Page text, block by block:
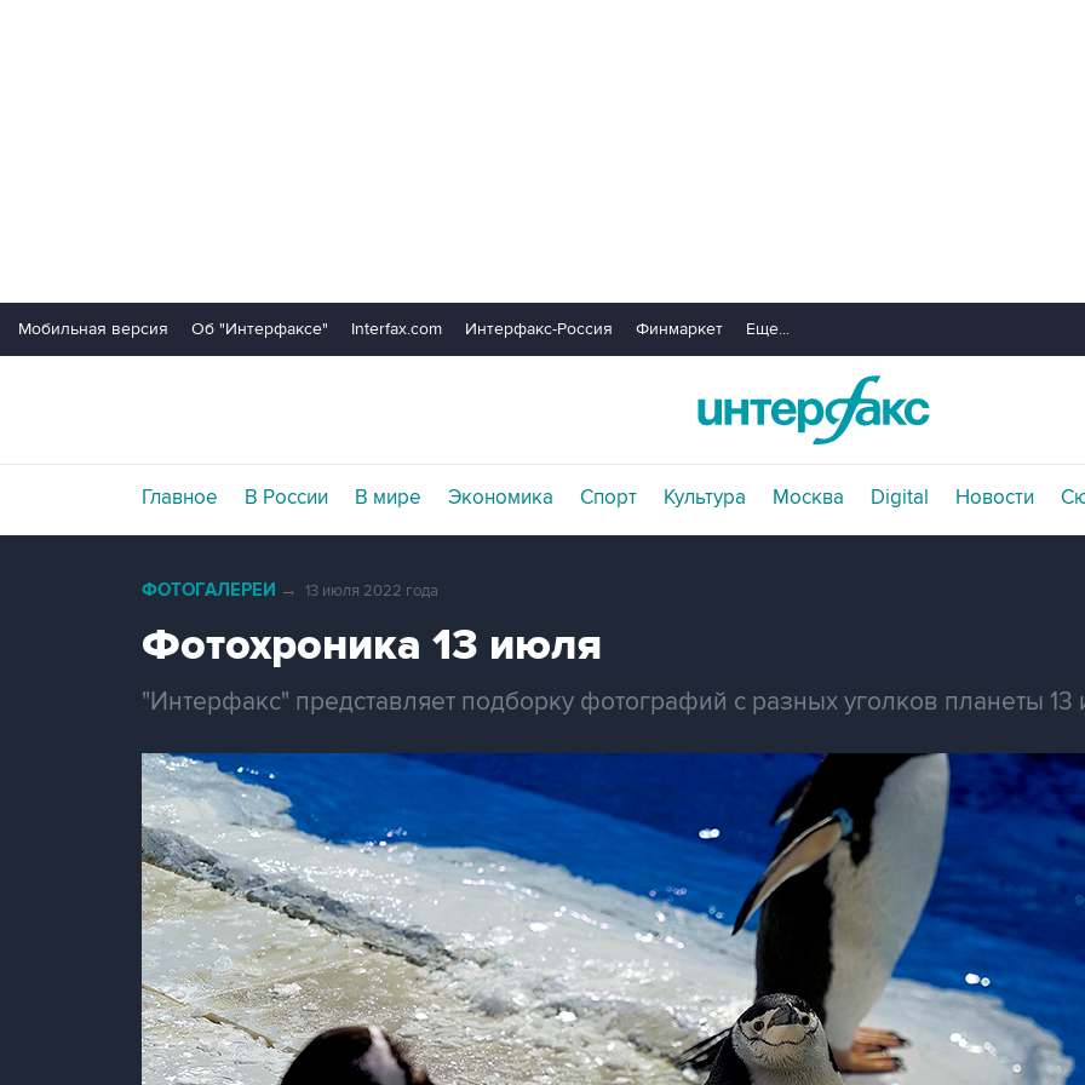
Мобильная версия Об "Интерфаксе" Interfax.com Интерфакс-Россия Финмаркет Еще...
Главное В России В мире Экономика Спорт Культура Москва Digital Новости
ФОТОГАЛЕРЕИ → 13 июля 2022 года
Фотохроника 13 июля
"Интерфакс" представляет подборку фотографий с разных уголков планеты 13